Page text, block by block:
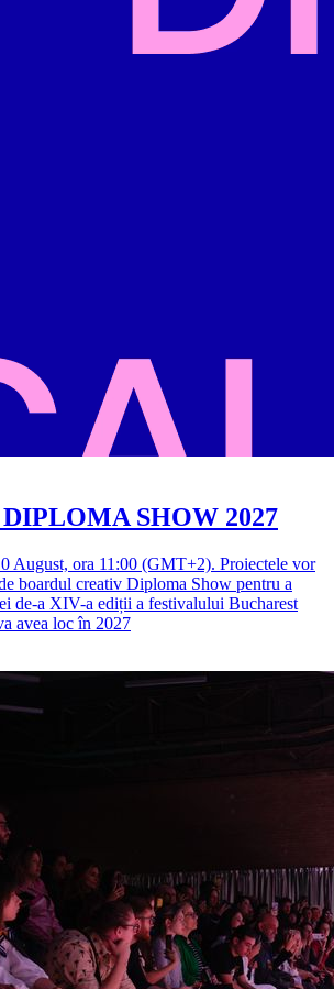
SHOW 2027
August, ora 11:00 (GMT+2). Proiectele vor
boardul creativ Diploma Show pentru a
de-a XIV-a ediții a festivalului Bucharest
avea loc în 2027